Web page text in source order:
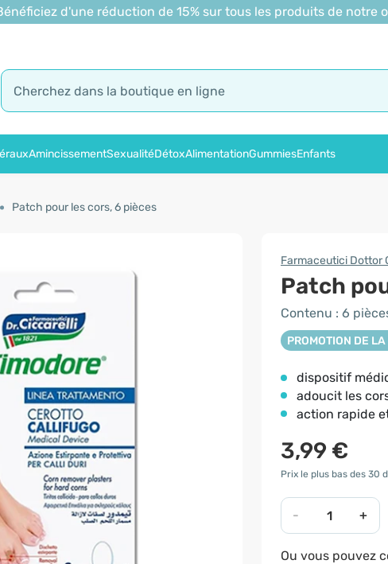
Bénéficiez d'une réduction de 15% sur tous les produits de notre
AmincissementSexualitéDétoxAlimentationGummiesEnfants
Patch pour les cors, 6 pièces
Farmaceutici Dottor
Patch
Contenu : 6
PROMOTION DE
dispositif
adoucit les
action rapide
3,99 €
Prix le plus bas des 30
- +
Ou vous pouvez